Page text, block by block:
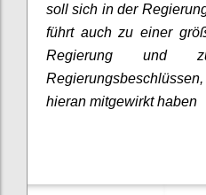
soll sich in der
führt auch zu einer
Regierung und
hieran mitgewirkt haben